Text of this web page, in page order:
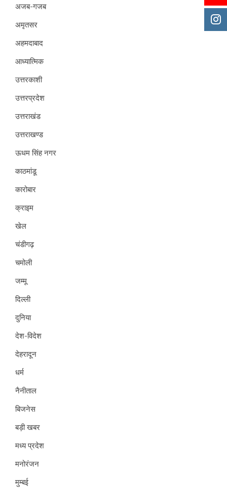
अजब-गजब
अमृतसर
अहमदाबाद
आध्यात्मिक
उत्तरकाशी
उत्तरप्रदेश
उत्तराखंड
उत्तराखण्ड
ऊधम सिंह नगर
काठमांडू
कारोबार
क्राइम
खेल
चंडीगढ़
चमोली
जम्मू
दिल्ली
दुनिया
देश-विदेश
देहरादून
धर्म
नैनीताल
बिजनेस
बड़ी खबर
मध्य प्रदेश
मनोरंजन
मुम्बई